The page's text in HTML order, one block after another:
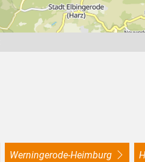
Werningerode-Heimburg